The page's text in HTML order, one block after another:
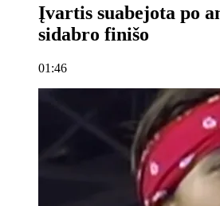
Įvartis suabejota po
sidabro finišo
01:46